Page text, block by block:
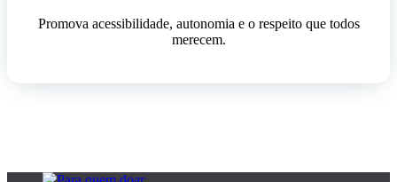
Promova acessibilidade, autonomia e o respeito que todos
merecem.